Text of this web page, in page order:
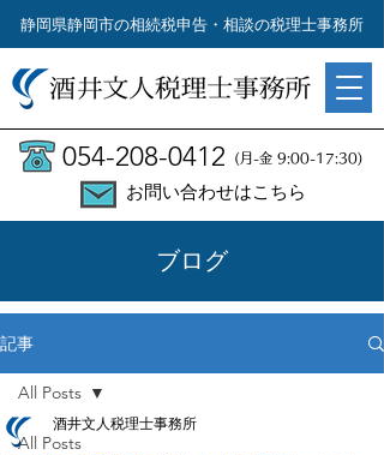
(月-金 9:00-17:30)
054-208-0412
お問い合わせはこちら
静岡県静岡市の相続税申告・相談の税理士事務所
ブログ
記事
All Posts
All Posts
酒井文人税理士事務所